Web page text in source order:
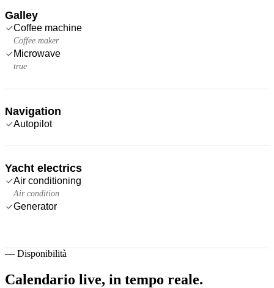
Galley
Coffee machine
Coffee maker
Microwave
true
Navigation
Autopilot
Yacht electrics
Air conditioning
Air condition
Generator
— Disponibilità
Calendario live, in tempo reale.